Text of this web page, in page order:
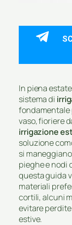
In piena
sistema di
fondamentale
vaso, fioriere
irrigazione
soluzione
si
pieghe e nodi
questa guida
materiali
cortili, alcuni
evitare
estive.